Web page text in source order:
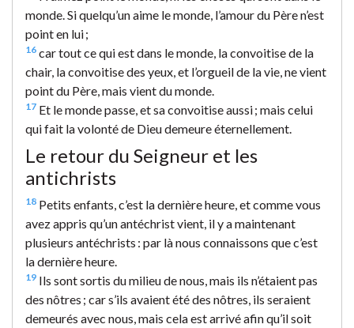
monde. Si quelqu’un aime le monde, l’amour du Père n’est
point en lui ;
16 car tout ce qui est dans le monde, la convoitise de la
chair, la convoitise des yeux, et l’orgueil de la vie, ne vient
point du Père, mais vient du monde.
17 Et le monde passe, et sa convoitise aussi ; mais celui
qui fait la volonté de Dieu demeure éternellement.
Le retour du Seigneur et les
antichrists
18 Petits enfants, c’est la dernière heure, et comme vous
avez appris qu’un antéchrist vient, il y a maintenant
plusieurs antéchrists : par là nous connaissons que c’est
la dernière heure.
19 Ils sont sortis du milieu de nous, mais ils n’étaient pas
des nôtres ; car s’ils avaient été des nôtres, ils seraient
demeurés avec nous, mais cela est arrivé afin qu’il soit